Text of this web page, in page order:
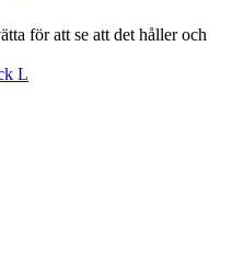
för att se att det håller och
L